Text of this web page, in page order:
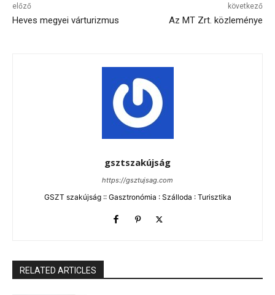
előző
Heves megyei várturizmus
következő
Az MT Zrt. közleménye
gsztszakújság
https://gsztujsag.com
GSZT szakújság :: Gasztronómia : Szálloda : Turisztika
RELATED ARTICLES